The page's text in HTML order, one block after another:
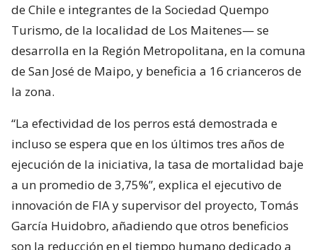
de Chile e integrantes de la Sociedad Quempo
Turismo, de la localidad de Los Maitenes— se
desarrolla en la Región Metropolitana, en la comuna
de San José de Maipo, y beneficia a 16 crianceros de
la zona.
“La efectividad de los perros está demostrada e
incluso se espera que en los últimos tres años de
ejecución de la iniciativa, la tasa de mortalidad baje
a un promedio de 3,75%”, explica el ejecutivo de
innovación de FIA y supervisor del proyecto, Tomás
García Huidobro, añadiendo que otros beneficios
son la reducción en el tiempo humano dedicado a